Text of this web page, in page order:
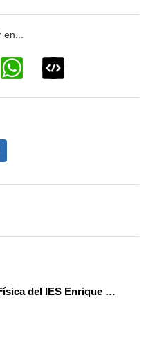
El Gabinete de Física del IES Enrique Tierno Galván de Parla (Curso 25-26)